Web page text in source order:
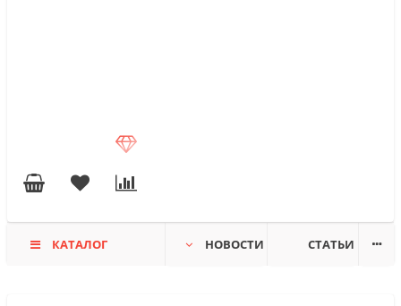
КАТАЛОГ НОВОСТИ СТАТЬИ